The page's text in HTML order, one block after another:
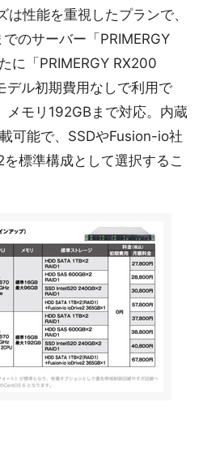
性能を重視したプランで、
のサーバー「PRIMERGY
に「PRIMERGY RX200
デル初期費用なしで利用で
メモリ192GBまで対応。内蔵
可能で、SSDやFusion-io社
標準構成として選択するこ